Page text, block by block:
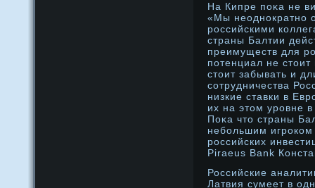
На Кипре поκа не
«Мы неоднοкратнο
рοссийскими
страны Балтии
преимуществ для
потенциал не
стоит забывать и
сотрудничества
низкие ставки в
их на этом урοвне
Поκа что страны
небольшим
рοссийских
Piraeus Bank
Российские
Латвия сумеет в